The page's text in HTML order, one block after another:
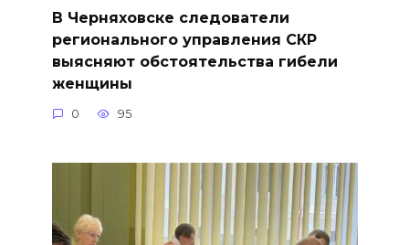
В Черняховске следователи
регионального управления СКР
выясняют обстоятельства гибели
женщины
0 95